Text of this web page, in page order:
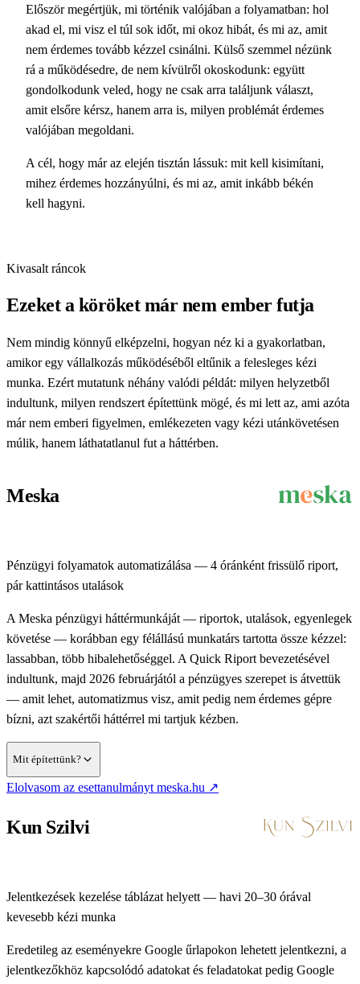
A megbeszélés alapján megtervezzük, mit érdemes
automatizálni, mit kössünk össze, hol építsünk kész
szoftverre, és hol van szükség egyedi fejlesztésre. Közben
tisztázzuk a kereteket is: pontosan mit építünk, milyen
ütemben haladunk, mennyi idő alatt készül el, mennyiért, és
mire számíthatsz az első működő verzióban.
mire mondasz igent, mit vállalunk mi, mire lesz szükség
tőled, és hol vannak a fejlesztés határai.
Kivasalt ráncok
Ezeket a köröket már nem ember futja
Nem mindig könnyű elképzelni, hogyan néz ki a gyakorlatban,
amikor egy vállalkozás működéséből eltűnik a felesleges kézi
munka. Ezért mutatunk néhány valódi példát: milyen helyzetből
indultunk, milyen rendszert építettünk mögé, és mi lett az, ami azóta
már nem emberi figyelmen, emlékezeten vagy kézi utánkövetésen
múlik, hanem láthatatlanul fut a háttérben.
Meska
Pénzügyi folyamatok automatizálása — 4 óránként frissülő riport,
pár kattintásos utalások
A Meska pénzügyi háttérmunkáját — riportok, utalások, egyenlegek
követése — korábban egy félállású munkatárs tartotta össze kézzel:
lassabban, több hibalehetőséggel. A Quick Riport bevezetésével
indultunk, majd 2026 februárjától a pénzügyes szerepet is átvettük
— amit lehet, automatizmus visz, amit pedig nem érdemes gépre
bízni, azt szakértői háttérrel mi tartjuk kézben.
Mit építettünk?
Elolvasom az esettanulmányt meska.hu ↗
Kun Szilvi
Jelentkezések kezelése táblázat helyett — havi 20–30 órával
kevesebb kézi munka
Eredetileg az eseményekre Google űrlapokon lehetett jelentkezni, a
jelentkezőkhöz kapcsolódó adatokat és feladatokat pedig Google